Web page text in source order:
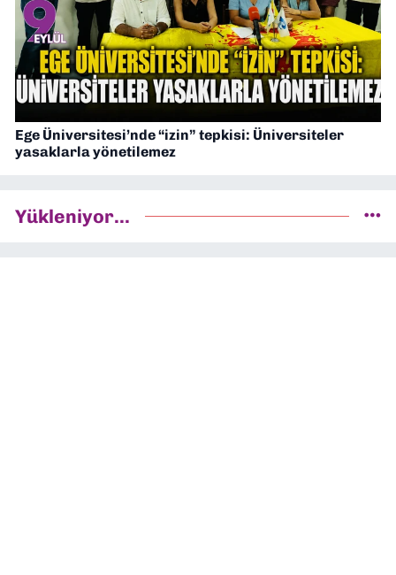
Ege Üniversitesi’nde “izin” tepkisi: Üniversiteler
yasaklarla yönetilemez
Yükleniyor...